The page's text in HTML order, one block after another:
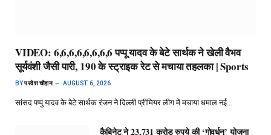
VIDEO: 6,6,6,6,6,6,6,6 पप्पू यादव के बेटे सार्थक ने खेली वैभव
सूर्यवंशी जैसी पारी, 190 के स्ट्राइक रेट से मचाया तहलका | Sports
BYपरवेश चौहान AUGUST 6, 2026
सांसद पप्पु यादव के बेटे सार्थक रंजन ने दिल्ली प्रीमियर लीग में मचाया धमाल नई…
कैबिनेट ने 23,731 करोड़ रुपये की ‘गोवर्धन’ योजना